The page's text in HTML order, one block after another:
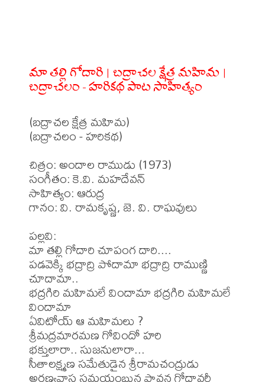
మా తల్లి గోదారి | బద్రాచల క్షేత్ర మహిమ |
బద్రాచలం - హరికథ పాట సాహిత్యం
(బద్రాచల క్షేత్ర మహిమ)
(బద్రాచలం - హరికథ)
చిత్రం: అందాల రాముడు (1973)
సంగీతం: కె.వి. మహదేవన్
సాహిత్యం: ఆరుద్ర
గానం: వి. రామకృష్ణ, జె. వి. రాఘవులు
పల్లవి:
మా తల్లి గోదారి చూపంగ దారి....
పడవెక్కి భద్రాద్రి పోదామా భద్రాద్రి రాముణ్ణి
చూదామా..
భద్రగిరి మహిమలే విందామా భద్రగిరి మహిమలే
విందామా
ఏవిటోయ్ ఆ మహిమలు ?
శ్రీమద్రమారమణ గోవిందో హరి
భక్తులారా.. సుజనులారా...
సీతాలక్ష్మణ సమేతుడైన శ్రీరామచంద్రుడు